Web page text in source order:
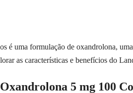
uma formulação de oxandrolona,
as características e benefícios do
5 mg 100